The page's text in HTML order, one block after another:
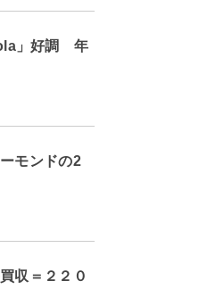
」好調 年
モンドの2
収＝２２０